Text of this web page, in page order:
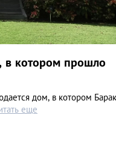
в котором прошло
дом, в котором Барак
еще